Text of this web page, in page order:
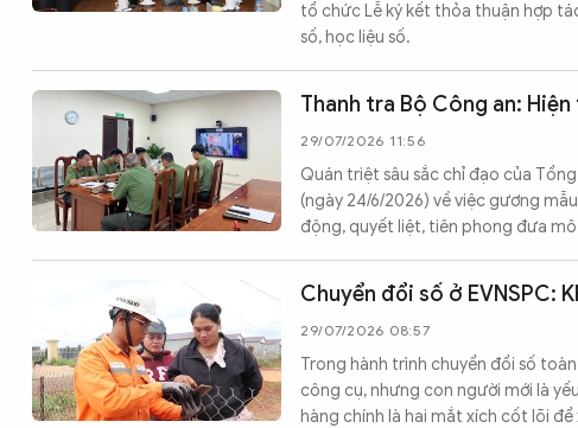
tổ chức Lễ ký kết thỏa thuận hợp
số, học liệu số.
Thanh tra Bộ Công an:
29/07/2026 11:56
Quán triệt sâu sắc chỉ đạo của
(ngày 24/6/2026) về việc gương
động, quyết liệt, tiên phong đưa
Chuyển đổi số ở EVNSPC:
29/07/2026 08:57
Trong hành trình chuyển đổi số
công cụ, nhưng con người mới là
hàng chính là hai mắt xích cốt lõi